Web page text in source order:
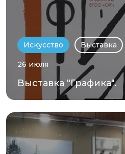
Искусство Выставка
26 июля
Выставка "Графика".